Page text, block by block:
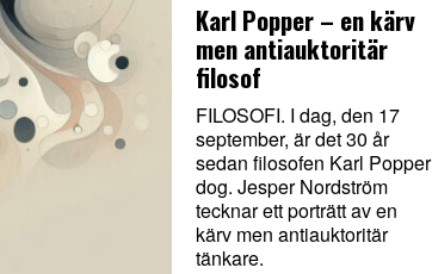
Karl Popper – en kärv
men antiauktoritär
filosof
FILOSOFI. I dag, den 17
september, är det 30 år
sedan filosofen Karl Popper
dog. Jesper Nordström
tecknar ett porträtt av en
kärv men antiauktoritär
tänkare.